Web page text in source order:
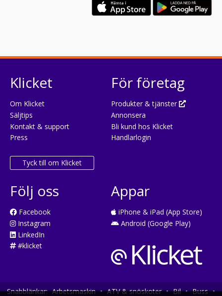
Klicket
Om Klicket
Säljtips
Kontakt & support
Press
Tyck till om Klicket
För företag
Produkter & tjänster
Annonsera
Bli kund hos Klicket
Handlarlogin
Följ oss
Facebook
Instagram
LinkedIn
#klicket
Appar
iPhone & iPad (App Store)
Android (Google Play)
Snabblänkar: Arbetsmaskin • ATV & snöskoter • Bil • Buss •